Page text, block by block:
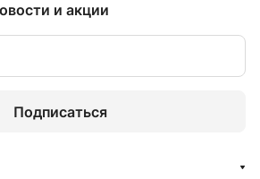
и акции
Подписаться